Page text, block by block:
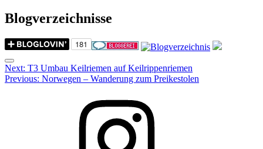
Blogverzeichnisse
Menu
Post
navigation
Next: T3 Umbau Keilriemen auf Keilrippenriemen
Previous: Norwegen – Wanderung zum Preikestolen